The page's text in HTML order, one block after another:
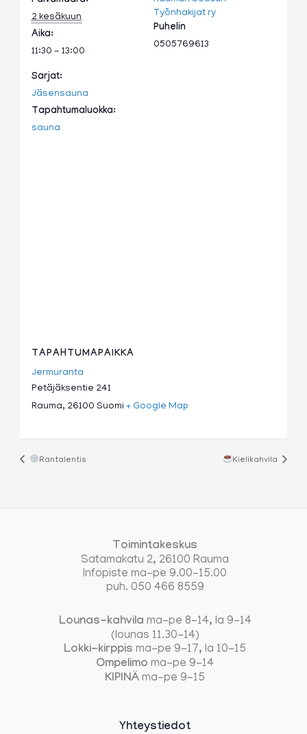
2 kesäkuun
Aika:
11:30 - 13:00
Sarjat:
Jäsensauna
Tapahtumaluokka:
sauna
Työnhakijat ry
Puhelin
0505769613
TAPAHTUMAPAIKKA
Jermuranta
Petäjäksentie 241
Rauma, 26100 Suomi + Google Map
Rantalentis Kielikahvila
Toimintakeskus
Satamakatu 2, 26100 Rauma
Infopiste ma-pe 9.00-15.00
puh. 050 466 8559
Lounas-kahvila ma-pe 8-14, la 9-14
(lounas 11.30-14)
Lokki-kirppis ma-pe 9-17, la 10-15
Ompelimo ma-pe 9-14
KIPINÄ ma-pe 9-15
Yhteystiedot